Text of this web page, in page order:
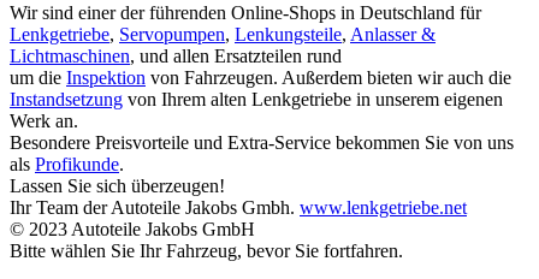
Wir sind einer der führenden Online-Shops in Deutschland für
Lenkgetriebe, Servopumpen, Lenkungsteile, Anlasser &
Lichtmaschinen, und allen Ersatzteilen rund
um die Inspektion von Fahrzeugen. Außerdem bieten wir auch die
Instandsetzung von Ihrem alten Lenkgetriebe in unserem eigenen
Werk an.
Besondere Preisvorteile und Extra-Service bekommen Sie von uns
als Profikunde.
Lassen Sie sich überzeugen!
Ihr Team der Autoteile Jakobs Gmbh. www.lenkgetriebe.net
© 2023 Autoteile Jakobs GmbH
Bitte wählen Sie Ihr Fahrzeug, bevor Sie fortfahren.